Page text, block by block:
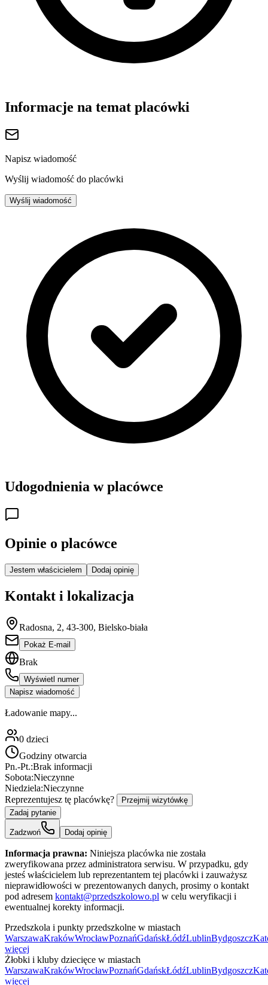
Informacje na temat placówki
Napisz wiadomość
Wyślij wiadomość do placówki
Wyślij wiadomość
Udogodnienia w placówce
Opinie o placówce
Jestem właścicielem Dodaj opinię
Kontakt i lokalizacja
Radosna, 2, 43-300, Bielsko-biała
Pokaż E-mail
Brak
Wyświetl numer
Napisz wiadomość
Ładowanie mapy...
0 dzieci
Godziny otwarcia
Pn.-Pt.:Brak informacji
Sobota:Nieczynne
Niedziela:Nieczynne
Reprezentujesz tę placówkę?
Przejmij wizytówkę
Zadaj pytanie
Zadzwoń Dodaj opinię
Informacja prawna: Niniejsza placówka nie została
zweryfikowana przez administratora serwisu. W przypadku, gdy
jesteś właścicielem lub reprezentantem tej placówki i zauważysz
nieprawidłowości w prezentowanych danych, prosimy o kontakt
pod adresem kontakt@przedszkolowo.pl w celu weryfikacji i
ewentualnej korekty informacji.
Przedszkola i punkty przedszkolne w miastach
WarszawaKrakówWrocławPoznańGdańskŁódźLublinBydgoszcz
więcej
Żłobki i kluby dziecięce w miastach
WarszawaKrakówWrocławPoznańGdańskŁódźLublinBydgoszcz
więcej